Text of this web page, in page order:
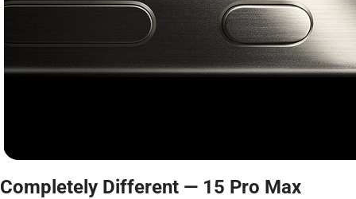
Completely Different — 15 Pro Max